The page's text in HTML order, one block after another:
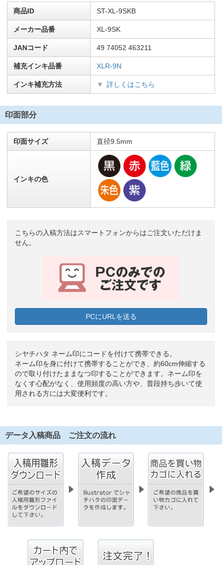
商品ID ST-XL-9SKB
メーカー品番 XL-9SK
JANコード 49 74052 463211
補充インキ品番 XLR-9N
インキ補充方法 詳しくはこちら
印面部分
印面サイズ 直径9.5mm
インキの色
こちらの入稿方法はスマートフォンからはご注文いただけま
せん。
PCにURLを送る
シヤチハタ ネーム印にコードを付けて携帯できる。
ネーム印を身に付けて携帯することができ、約60cm伸縮する
ので取り付けたままなつ印することができます。ネーム印を
なくす心配がなく、使用頻度の高い方や、普段持ち歩いて使
用される方には大変便利です。
データ入稿商品 ご注文の流れ